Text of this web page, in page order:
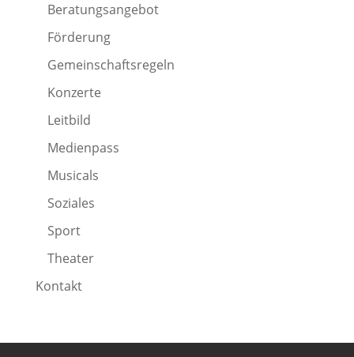
Beratungsangebot
Förderung
Gemeinschaftsregeln
Konzerte
Leitbild
Medienpass
Musicals
Soziales
Sport
Theater
Kontakt